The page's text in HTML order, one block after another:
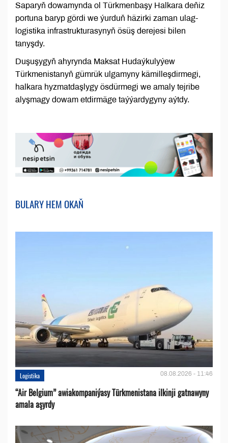
Saparyň dowamynda ol Türkmenbaşy Halkara deňiz
portuna baryp gördi we ýurduň häzirki zaman ulag-
logistika infrastrukturasynyň ösüş derejesi bilen
tanyşdy.
Duşuşygyň ahyrynda Maksat Hudaýkulyýew
Türkmenistanyň gümrük ulgamyny kämilleşdirmegi,
halkara hyzmatdaşlygy ösdürmegi we amaly tejribe
alyşmagy dowam etdirmäge taýýardygyny aýtdy.
BULARY HEM OKAŇ
Logistika 08.08.2026 - 11:46
“Air Belgium” awiakompaniýasy Türkmenistana ilkinji gatnawyny
amala aşyrdy